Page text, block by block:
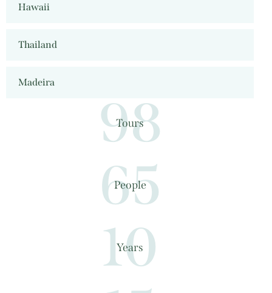
Hawaii
Thailand
Madeira
98
Tours
65
People
10
Years